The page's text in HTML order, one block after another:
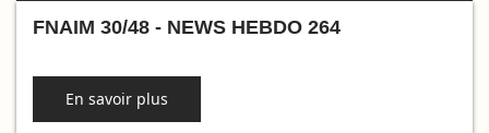
FNAIM 30/48 - NEWS HEBDO 264
En savoir plus